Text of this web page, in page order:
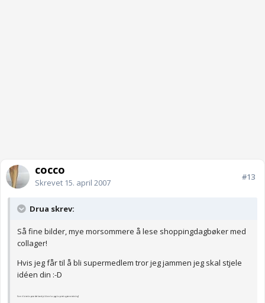
cocco
Skrevet 15. april 2007
#13
Drua skrev:
Så fine bilder, mye morsommere å lese shoppingdagbøker med
collager!
Hvis jeg får til å bli supermedlem tror jeg jammen jeg skal stjele
idéen din :-D
Kom til å tenke på at det kanskje ikke er lov pga kopirett og sånne teite ting?